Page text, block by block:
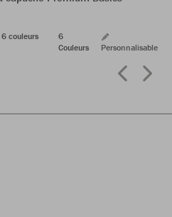
couleurs
6
Couleurs
Personnalisable